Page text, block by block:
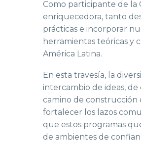
Como participante de la
enriquecedora, tanto
prácticas e incorporar
herramientas teóricas y
América Latina.
En esta travesía, la
intercambio de ideas,
camino de construcción
fortalecer los lazos
que estos programas
de ambientes de